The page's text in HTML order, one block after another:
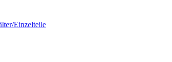
Einzelteile